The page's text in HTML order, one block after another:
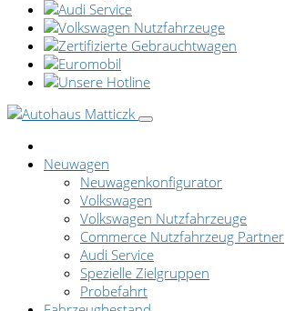
Neuwagen
Neuwagenkonfigurator
Volkswagen
Volkswagen Nutzfahrzeuge
Commerce Nutzfahrzeug Partner
Audi Service
Spezielle Zielgruppen
Probefahrt